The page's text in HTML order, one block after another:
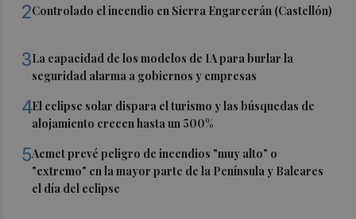
2Controlado el incendio en Sierra Engarcerán (Castellón)
3La capacidad de los modelos de IA para burlar la
seguridad alarma a gobiernos y empresas
4El eclipse solar dispara el turismo y las búsquedas de
alojamiento crecen hasta un 500%
5Aemet prevé peligro de incendios "muy alto" o
"extremo" en la mayor parte de la Península y Baleares
el día del eclipse